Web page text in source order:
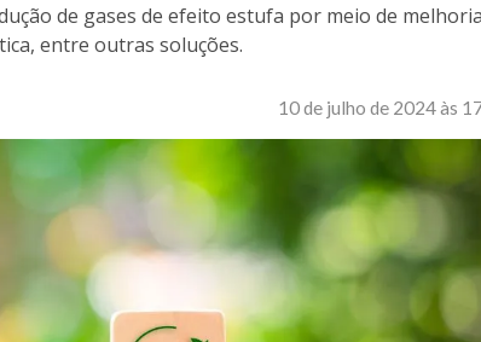
de gases de efeito estufa por meio de
entre outras soluções.
10 de julho de 2024 às